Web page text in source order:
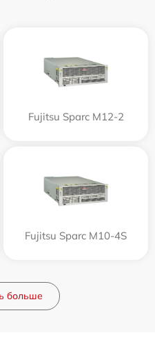
Fujitsu Sparc M12-2
Fujitsu Sparc M10-4S
больше